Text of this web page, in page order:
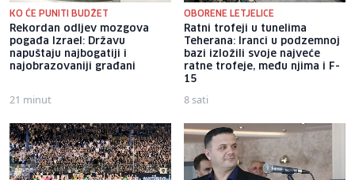
KO ĆE PUNITI BUDŽET
Rekordan odljev mozgova
pogađa Izrael: Državu
napuštaju najbogatiji i
najobrazovaniji građani
21 minut
OBORENE LETJELICE
Ratni trofeji u tunelima
Teherana: Iranci u podzemnoj
bazi izložili svoje najveće
ratne trofeje, među njima i F-
15
8 sati